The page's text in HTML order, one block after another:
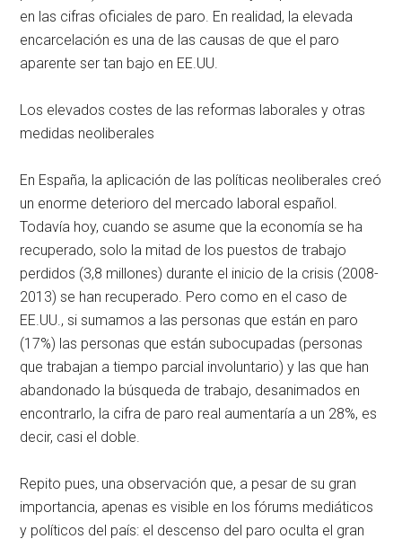
en las cifras oficiales de paro. En realidad, la elevada
encarcelación es una de las causas de que el paro
aparente ser tan bajo en EE.UU.
Los elevados costes de las reformas laborales y otras
medidas neoliberales
En España, la aplicación de las políticas neoliberales creó
un enorme deterioro del mercado laboral español.
Todavía hoy, cuando se asume que la economía se ha
recuperado, solo la mitad de los puestos de trabajo
perdidos (3,8 millones) durante el inicio de la crisis (2008-
2013) se han recuperado. Pero como en el caso de
EE.UU., si sumamos a las personas que están en paro
(17%) las personas que están subocupadas (personas
que trabajan a tiempo parcial involuntario) y las que han
abandonado la búsqueda de trabajo, desanimados en
encontrarlo, la cifra de paro real aumentaría a un 28%, es
decir, casi el doble.
Repito pues, una observación que, a pesar de su gran
importancia, apenas es visible en los fórums mediáticos
y políticos del país: el descenso del paro oculta el gran